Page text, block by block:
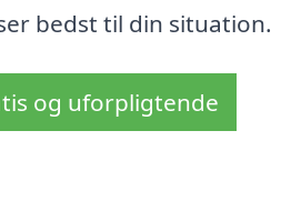
bedst til din situation.
og uforpligtende